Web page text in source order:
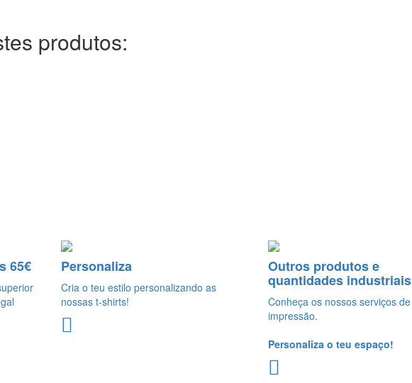
produtos:
65€ Personaliza
Cria o teu estilo personalizando as
nossas t-shirts!
Outros produtos e
quantidades industriais
Conheça os nossos serviços de
impressão.
Personaliza o teu espaço!